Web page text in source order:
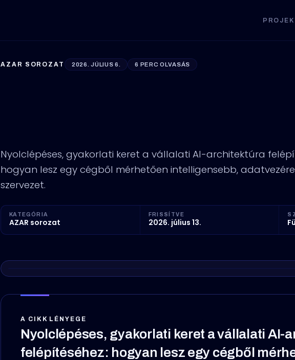
AZAR SOROZAT 2026. JÚLIUS 6. 6 PERC OLVASÁS
Nyolclépéses, gyakorlati keret a vállalati AI-architektúra
hogyan lesz egy cégből mérhetően intelligensebb,
szervezet.
KATEGÓRIA
AZAR sorozat
FRISSÍTVE
2026. július 13.
A CIKK LÉNYEGE
Nyolclépéses, gyakorlati keret a vállalati AI-
felépítéséhez: hogyan lesz egy cégből